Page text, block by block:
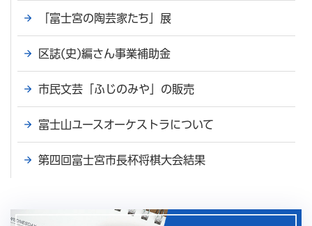
「富士宮の陶芸家たち」展
区誌(史)編さん事業補助金
市民文芸「ふじのみや」の販売
富士山ユースオーケストラについて
第四回富士宮市長杯将棋大会結果